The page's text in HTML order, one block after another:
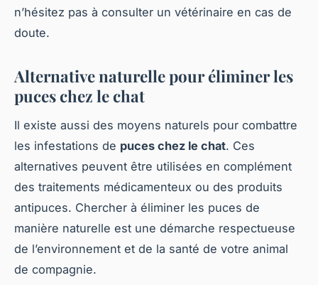
n’hésitez pas à consulter un vétérinaire en cas de
doute.
Alternative naturelle pour éliminer les
puces chez le chat
Il existe aussi des moyens naturels pour combattre
les infestations de puces chez le chat. Ces
alternatives peuvent être utilisées en complément
des traitements médicamenteux ou des produits
antipuces. Chercher à éliminer les puces de
manière naturelle est une démarche respectueuse
de l’environnement et de la santé de votre animal
de compagnie.